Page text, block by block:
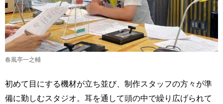
春風亭一之輔
初めて目にする機材が立ち並び、制作スタッフの方々が準
備に勤しむスタジオ。耳を通して頭の中で繰り広げられて